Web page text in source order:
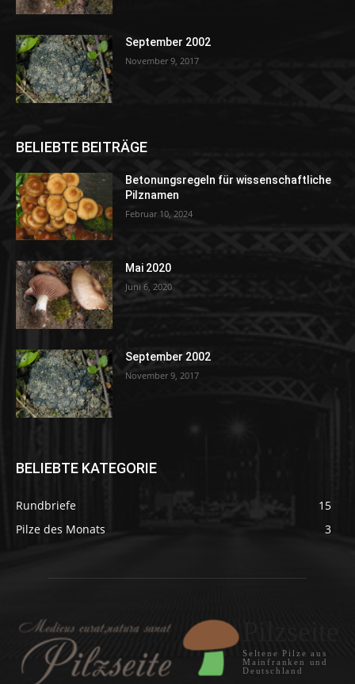
September 2002
November 9, 2017
BELIEBTE BEITRÄGE
Betonungsregeln für wissenschaftliche
Pilznamen
Februar 10, 2024
Mai 2020
Juni 6, 2020
September 2002
November 9, 2017
BELIEBTE KATEGORIE
Rundbriefe
15
Pilze des Monats
3
Seltene Pilze aus
Mainfranken und
Deutschland